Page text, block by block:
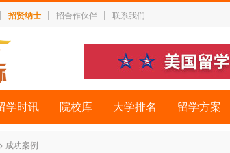
| 招贤纳士 | 招合作伙伴 | 联系我们
学时讯 院校库 大学排名 留学方案
成功案例